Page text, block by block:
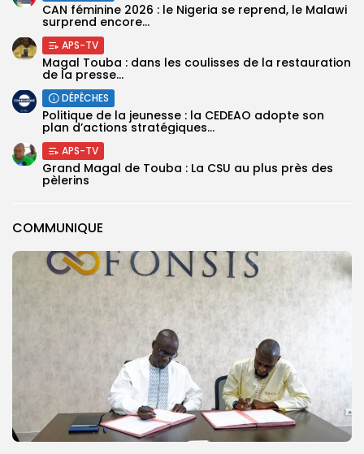
COMMUNIQUE
‎CAN féminine 2026 : le Nigeria se reprend, le Malawi
surprend encore...
APS-TV
Magal Touba : dans les coulisses de la restauration
de la presse...
DÉPÊCHES
Politique de la jeunesse : la CEDEAO adopte son
plan d’actions stratégiques...
APS-TV
Grand Magal de Touba : La CSU au plus près des
pèlerins